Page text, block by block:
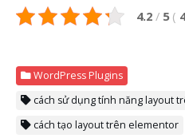
4.2 / 5 (
WordPress Plugins
cách sử dụng tính năng layout
cách tạo layout trên elementor